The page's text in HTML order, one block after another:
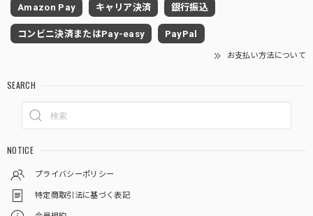
Amazon Pay キャリア決済 銀行振込
コンビニ決済またはPay-easy PayPal
お支払い方法について
SEARCH
NOTICE
プライバシーポリシー
特定商取引法に基づく表記